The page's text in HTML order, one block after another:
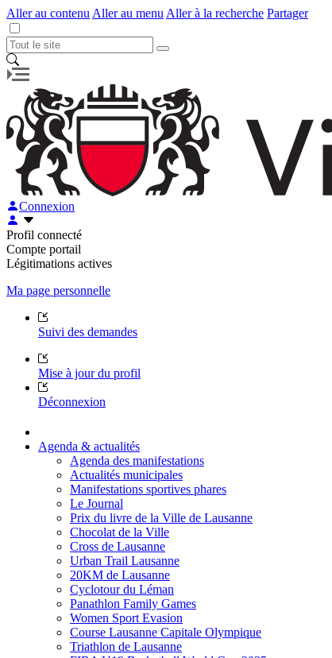
Aller au contenu Aller au menu Aller à la recherche Partager
Connexion
Profil connecté
Compte portail
Légitimations actives
Ma page personnelle
Suivi des demandes
Mise à jour du profil
Déconnexion
Agenda & actualités
Agenda des manifestations
Actualités municipales
Manifestations sportives phares
Le Journal
Prix du livre de la Ville de Lausanne
Chocolat de la Ville
Cross de Lausanne
Urban Trail Lausanne
20KM de Lausanne
Cyclotour du Léman
Panathlon Family Games
Women Sport Evasion
Course Lausanne Capitale Olympique
Triathlon de Lausanne